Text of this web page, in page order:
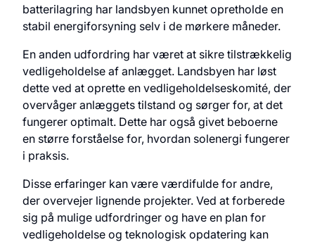
batterilagring har landsbyen kunnet opretholde en
stabil energiforsyning selv i de mørkere måneder.
En anden udfordring har været at sikre tilstrækkelig
vedligeholdelse af anlægget. Landsbyen har løst
dette ved at oprette en vedligeholdelseskomité, der
overvåger anlæggets tilstand og sørger for, at det
fungerer optimalt. Dette har også givet beboerne
en større forståelse for, hvordan solenergi fungerer
i praksis.
Disse erfaringer kan være værdifulde for andre,
der overvejer lignende projekter. Ved at forberede
sig på mulige udfordringer og have en plan for
vedligeholdelse og teknologisk opdatering kan